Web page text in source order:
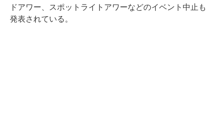
ドアワー、スポットライトアワーなどのイベント中止も
発表されている。